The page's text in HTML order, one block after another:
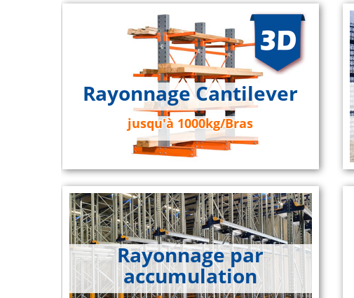
Rayonnage Cantilever
jusqu'à 1000kg/Bras
Rayonnage par
accumulation